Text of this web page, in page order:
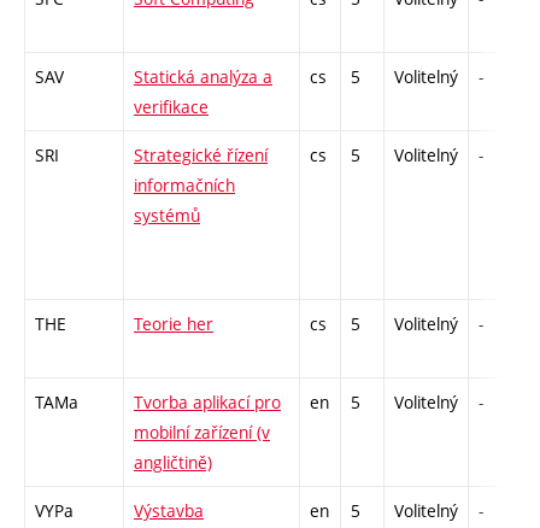
SAV
Statická analýza a
verifikace
cs 5 Volitelný -
SRI
Strategické řízení
informačních
systémů
cs 5 Volitelný -
THE Teorie her cs 5 Volitelný -
TAMa
Tvorba aplikací pro
mobilní zařízení (v
angličtině)
en 5 Volitelný -
VYPa
Výstavba
en 5 Volitelný -